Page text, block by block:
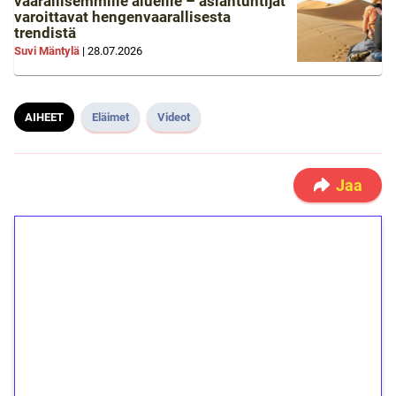
varoittavat hengenvaarallisesta
trendistä
Suvi Mäntylä | 28.07.2026
AIHEET Eläimet Videot
Jaa